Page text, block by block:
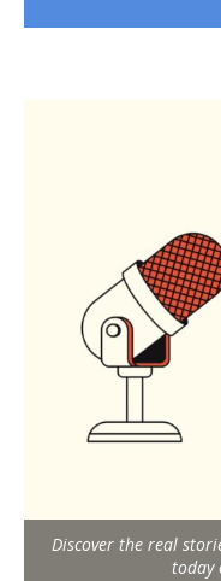
Discover the real
today